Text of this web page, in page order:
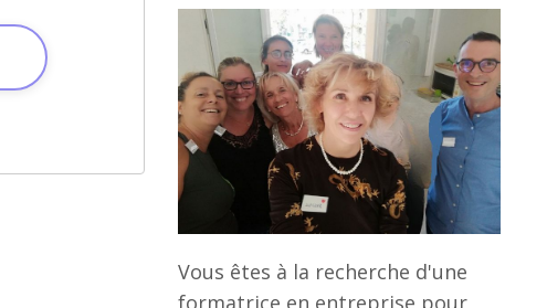
Vous êtes à la recherche d'une
formatrice en entreprise pour